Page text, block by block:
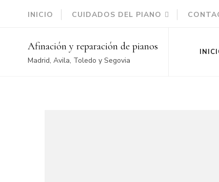
INICIO CUIDADOS DEL PIANO
Afinación y reparación de pianos
Madrid, Avila, Toledo y Segovia